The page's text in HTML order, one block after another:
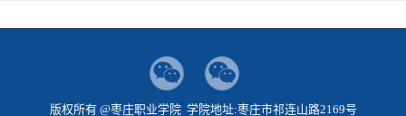
版权所有 @枣庄职业学院 学院地址:枣庄市祁连山路2169号